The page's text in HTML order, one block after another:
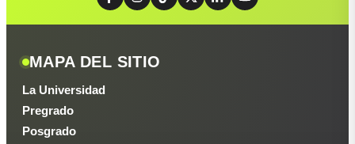
MAPA DEL SITIO
La Universidad
Pregrado
Posgrado